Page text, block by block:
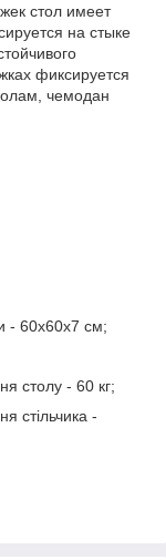
стол имеет
на стыке
фиксируется
чемодан
- 60х60х7 см;
столу - 60 кг;
стільчика -